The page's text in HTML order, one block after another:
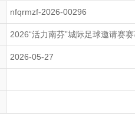
nfqrmzf-2026-00296
2026“活力南芬”城际足球邀请赛
2026-05-27